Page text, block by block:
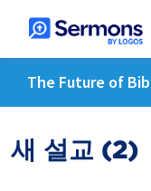
The Future of
새 설교 (2)